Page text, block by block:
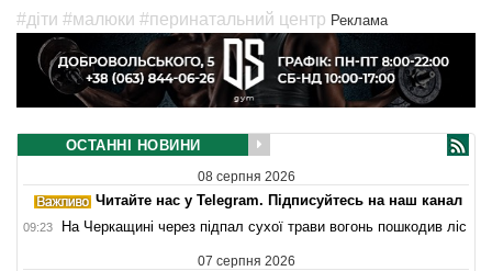
#діти #малюки #перинатальний центр Реклама
ОСТАННІ НОВИНИ
08 серпня 2026
Читайте нас у Telegram. Підписуйтесь на наш канал
09:23 На Черкащині через підпал сухої трави вогонь пошкодив ліс
07 серпня 2026